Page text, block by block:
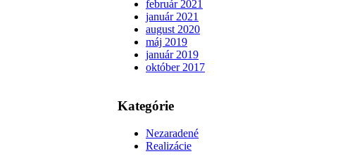
február 2021
január 2021
august 2020
máj 2019
január 2019
október 2017
Kategórie
Nezaradené
Realizácie